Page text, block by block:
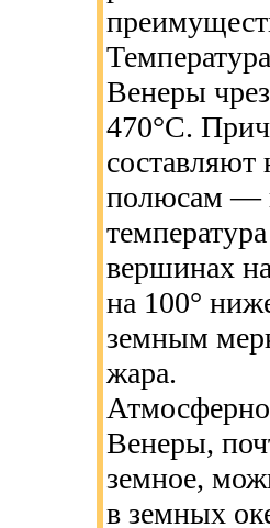
Венеры
470°С.
составляют
полюсам —
вершинах
на 100°
земным
жара.
Венеры,
земное,
в земных